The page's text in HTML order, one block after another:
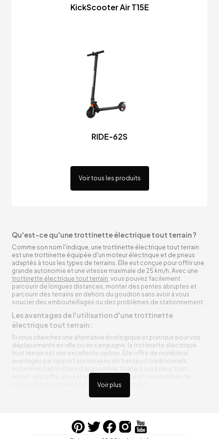
KickScooter Air T15E
RIDE-62S
Voir tous les produits
Voir plus
Qu'est-ce qu'une trottinette électrique tout terrain ?
Comme son nom l'indique, une trottinette électrique tout terrain
est une trottinette équipée d'un moteur électrique et de pneus
adaptés à tous les types de terrains. Elle est conçue pour offrir une
grande autonomie et une vitesse maximale de 25 km/h. Avec une
trottinette électrique tout terrain, vous pouvez facilement
parcourir de longues distances, monter des pentes abruptes et
parcourir des terrains en dehors du goudron sans avoir à vous
soucier des embouteillages ou des problèmes de stationnement.
Les avantages de l'utilisation d'une trottinette
électrique tout terrain :
Si vous cherchez une alternative écologique et pratique pour vos
déplacements en ville ou en campagne, la trottinette électrique
tout terrain est une excellente option. Elle offre de nombreux
avantages par rapport aux moyens de transport traditionnels,
notamment en matière d'ergonomie. Grâce à ses pneus tout
terrain, elle offre une excellente adhérence et vous permet de
parcourir simplement toutes sortes de terrains.
Trottinette électrique tout terrain ergonomique
entre vos trajets, vous n’aurez pas à vous soucier de l’état de sa
batterie. De plus, elle est équipée de pneus résistants qui peuvent